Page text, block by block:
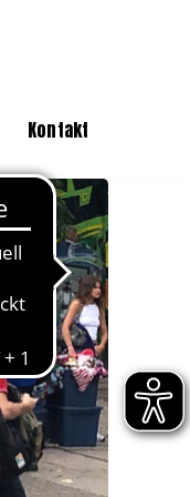
Kontakt